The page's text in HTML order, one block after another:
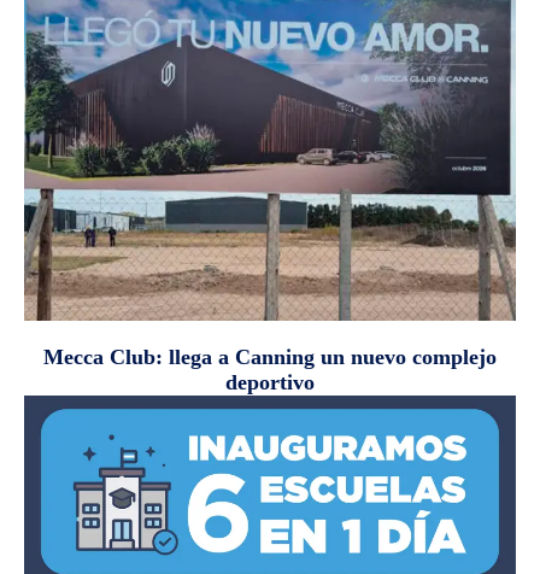
Mecca Club: llega a Canning un nuevo complejo
deportivo